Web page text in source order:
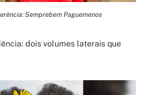
Semprebem Paguemenos
dois volumes laterais que